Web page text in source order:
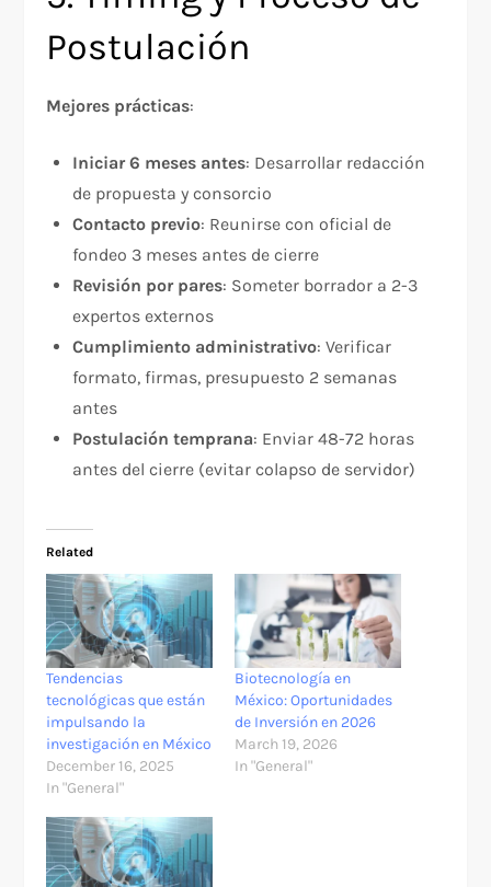
Postulación
Mejores prácticas:​
Iniciar 6 meses antes: Desarrollar redacción
de propuesta y consorcio
Contacto previo: Reunirse con oficial de
fondeo 3 meses antes de cierre
Revisión por pares: Someter borrador a 2-3
expertos externos
Cumplimiento administrativo: Verificar
formato, firmas, presupuesto 2 semanas
antes
Postulación temprana: Enviar 48-72 horas
antes del cierre (evitar colapso de servidor)
Related
Tendencias
tecnológicas que están
impulsando la
investigación en México
December 16, 2025
In "General"
Biotecnología en
México: Oportunidades
de Inversión en 2026
March 19, 2026
In "General"